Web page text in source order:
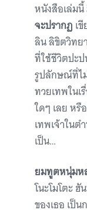
หนังสือเล่มนี้
จะปรากฏ เ
ลิน ลิขิตวิทย
ที่ใช้ชีวิตปะ
รูปลักษณ์ที่ไ
ทวยเทพใน
ใดๆ เลย หรื
เทพเจ้าในต
เป็น…
ยมทูตหนุ่มห
โนะโมโตะ
ของเธอ เป็